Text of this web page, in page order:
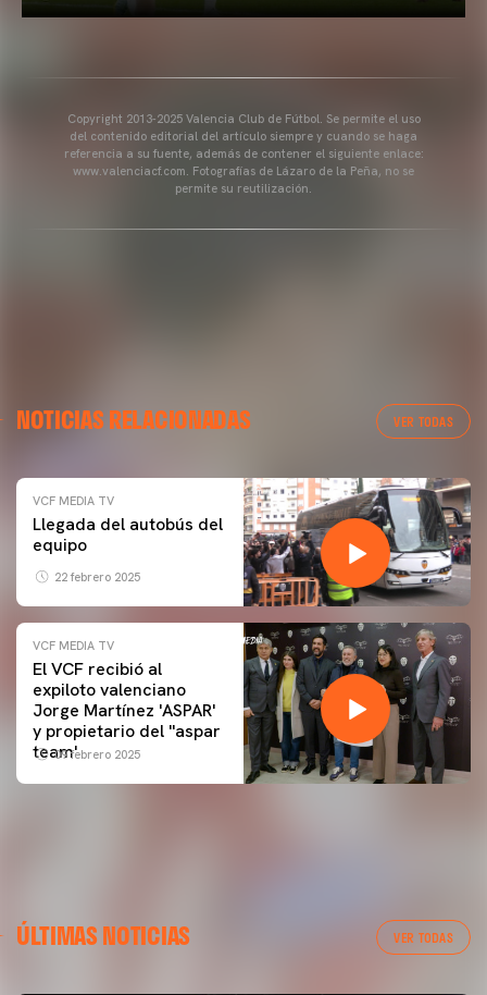
Copyright 2013-2025 Valencia Club de Fútbol. Se permite el uso
del contenido editorial del artículo siempre y cuando se haga
referencia a su fuente, además de contener el siguiente enlace:
www.valenciacf.com. Fotografías de Lázaro de la Peña, no se
permite su reutilización.
NOTICIAS RELACIONADAS VER TODAS
VCF MEDIA TV
Llegada del autobús del
equipo
22 febrero 2025
VCF MEDIA TV
El VCF recibió al
expiloto valenciano
Jorge Martínez 'ASPAR'
y propietario del ''aspar
team'
09 febrero 2025
ÚLTIMAS NOTICIAS VER TODAS